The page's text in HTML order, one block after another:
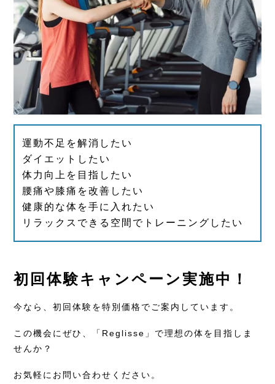
運動不足を解消したい
ダイエットしたい
体力向上を目指したい
腰痛や膝痛を改善したい
健康的な体を手に入れたい
リラックスできる空間でトレーニングしたい
初回体験キャンペーン実施中！
今なら、初回体験を特別価格でご案内しています。
この機会にぜひ、「Reglisse」で理想の体を目指しま
せんか？
お気軽にお問い合わせください。